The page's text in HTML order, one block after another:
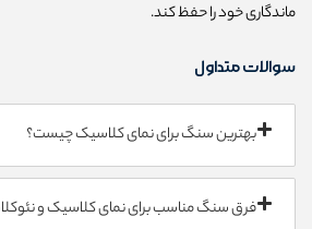
ماندگاری خود را حفظ کند.
سوالات متداول
بهترین سنگ برای نمای کلاسیک چیست؟
فرق سنگ مناسب برای نمای کلاسیک و